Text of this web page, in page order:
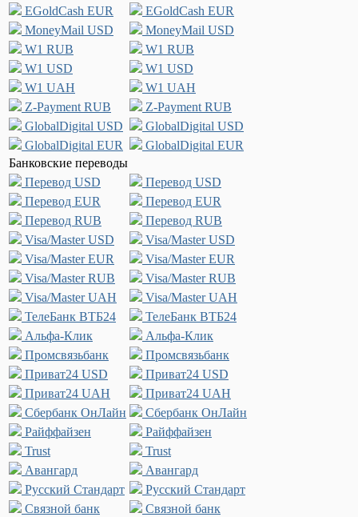
EGoldCash EUR
EGoldCash EUR
MoneyMail USD
MoneyMail USD
W1 RUB
W1 RUB
W1 USD
W1 USD
W1 UAH
W1 UAH
Z-Payment RUB
Z-Payment RUB
GlobalDigital USD
GlobalDigital USD
GlobalDigital EUR
GlobalDigital EUR
Банковские переводы
Перевод USD
Перевод USD
Перевод EUR
Перевод EUR
Перевод RUB
Перевод RUB
Visa/Master USD
Visa/Master USD
Visa/Master EUR
Visa/Master EUR
Visa/Master RUB
Visa/Master RUB
Visa/Master UAH
Visa/Master UAH
ТелеБанк ВТБ24
ТелеБанк ВТБ24
Альфа-Клик
Альфа-Клик
Промсвязьбанк
Промсвязьбанк
Приват24 USD
Приват24 USD
Приват24 UAH
Приват24 UAH
Сбербанк ОнЛайн
Сбербанк ОнЛайн
Райффайзен
Райффайзен
Trust
Trust
Авангард
Авангард
Русский Стандарт
Русский Стандарт
Связной банк
Связной банк